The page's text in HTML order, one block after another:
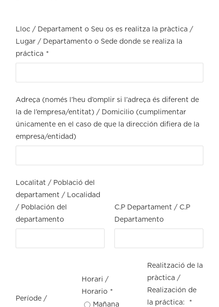
Lloc / Departament o Seu os es realitza la pràctica /
Lugar / Departamento o Sede donde se realiza la
práctica *
Adreça (només l’heu d’omplir si l’adreça és diferent de
la de l’empresa/entitat) / Domicilio (cumplimentar
únicamente en el caso de que la dirección difiera de la
empresa/entidad)
Localitat / Població del
departament / Localidad
/ Población del
departamento
C.P Departament / C.P
Departamento
Període /
Horari /
Horario *
Mañana
Realització de la
pràctica /
Realización de
la práctica:
*